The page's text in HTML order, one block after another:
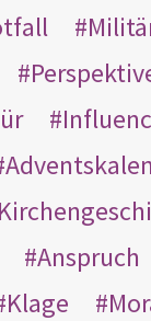
Anspruch
Klage